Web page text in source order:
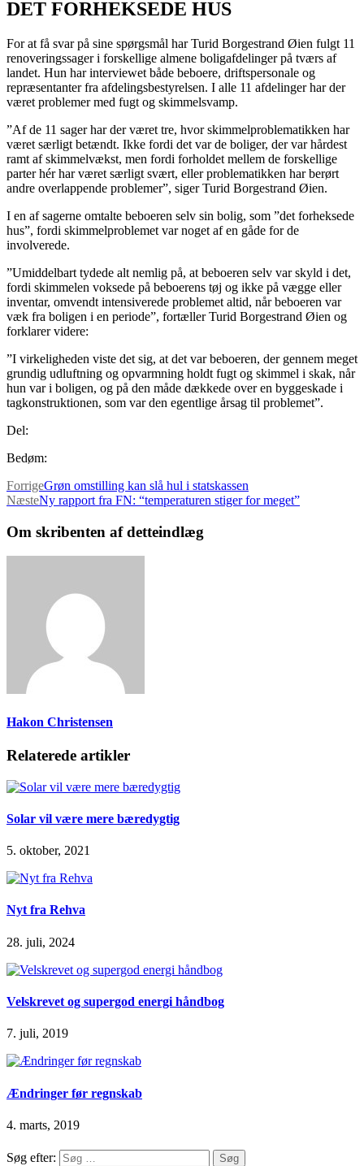
DET FORHEKSEDE HUS
For at få svar på sine spørgsmål har Turid Borgestrand Øien fulgt 11
renoveringssager i forskellige almene boligafdelinger på tværs af
landet. Hun har interviewet både beboere, driftspersonale og
repræsentanter fra afdelingsbestyrelsen. I alle 11 afdelinger har der
været problemer med fugt og skimmelsvamp.
”Af de 11 sager har der været tre, hvor skimmelproblematikken har
været særligt betændt. Ikke fordi det var de boliger, der var hårdest
ramt af skimmelvækst, men fordi forholdet mellem de forskellige
parter hér har været særligt svært, eller problematikken har berørt
andre overlappende problemer”, siger Turid Borgestrand Øien.
I en af sagerne omtalte beboeren selv sin bolig, som ”det forheksede
hus”, fordi skimmelproblemet var noget af en gåde for de
involverede.
”Umiddelbart tydede alt nemlig på, at beboeren selv var skyld i det,
fordi skimmelen voksede på beboerens tøj og ikke på vægge eller
inventar, omvendt intensiverede problemet altid, når beboeren var
væk fra boligen i en periode”, fortæller Turid Borgestrand Øien og
forklarer videre:
”I virkeligheden viste det sig, at det var beboeren, der gennem meget
grundig udluftning og opvarmning holdt fugt og skimmel i skak, når
hun var i boligen, og på den måde dækkede over en byggeskade i
tagkonstruktionen, som var den egentlige årsag til problemet”.
Del:
Bedøm:
ForrigeGrøn omstilling kan slå hul i statskassen
NæsteNy rapport fra FN: “temperaturen stiger for meget”
Om skribenten af detteindlæg
Hakon Christensen
Relaterede artikler
Solar vil være mere bæredygtig
5. oktober, 2021
Nyt fra Rehva
28. juli, 2024
Velskrevet og supergod energi håndbog
7. juli, 2019
Ændringer før regnskab
4. marts, 2019
Søg efter: